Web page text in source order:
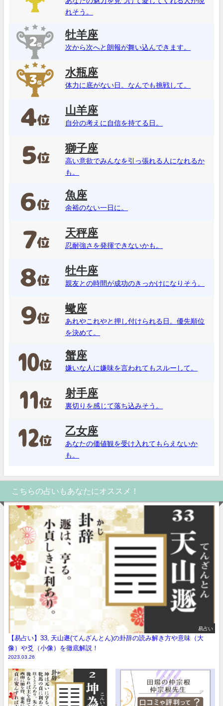
れそう。
牡羊座
次から次へと朗報が舞い込んできます。
水瓶座
体力に底がない日。なんでも挑戦して。
山羊座
自分の考えに自信を持てる日。
獅子座
高い意欲でみんなを引っ張れる人になれるか
も。
魚座
余裕のない一日に。
天秤座
忍耐強さを発揮できないかも。
牡牛座
親友との時間が成功のきっかけになりそう。
蠍座
あれやこれやと押し付けられる日。優先順位
を決めて。
蟹座
嫌いな人に嫌味を言われてもスルーして。
射手座
裏切りを感じて落ち込みそう。
乙女座
あなたの価値観を受け入れてもらえないか
も。
こちらの占いもあなたにオススメ！
易占い
【易占い】33, 天山遯(てんざんとん)の卦辞の読み解き方や意味（大
像）や爻（小像）を徹底解説！
2023.03.26